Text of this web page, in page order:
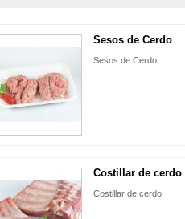
Sesos de Cerdo
Sesos de Cerdo
Costillar de cerdo
Costillar de cerdo